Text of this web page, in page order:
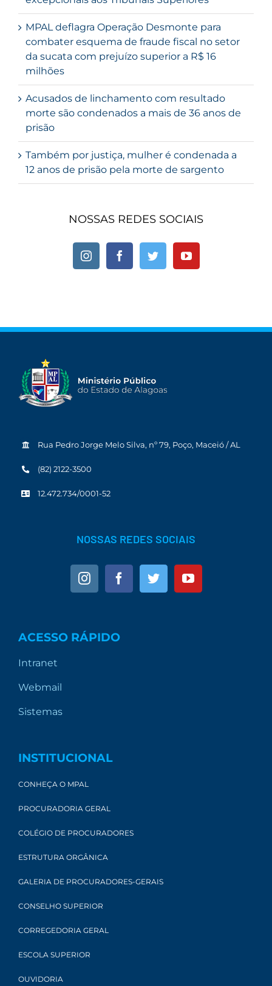
MPAL deflagra Operação Desmonte para
combater esquema de fraude fiscal no setor
da sucata com prejuízo superior a R$ 16
milhões
Acusados de linchamento com resultado
morte são condenados a mais de 36 anos de
prisão
Também por justiça, mulher é condenada a
12 anos de prisão pela morte de sargento
NOSSAS REDES SOCIAIS
Rua Pedro Jorge Melo Silva, nº 79, Poço, Maceió / AL
(82) 2122-3500
12.472.734/0001-52
NOSSAS REDES SOCIAIS
ACESSO RÁPIDO
Intranet
Webmail
Sistemas
INSTITUCIONAL
CONHEÇA O MPAL
PROCURADORIA GERAL
COLÉGIO DE PROCURADORES
ESTRUTURA ORGÂNICA
GALERIA DE PROCURADORES-GERAIS
CONSELHO SUPERIOR
CORREGEDORIA GERAL
ESCOLA SUPERIOR
OUVIDORIA